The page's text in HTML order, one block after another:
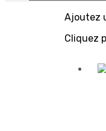
Ajoutez
Cliquez